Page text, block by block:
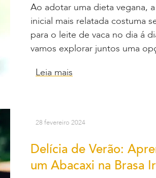
Ao adotar uma dieta vegana,
inicial mais relatada costuma
para o leite de vaca no dia á
vamos explorar juntos uma
Leia mais
28 fevereiro 2024
Delícia de Verão:
um Abacaxi na Brasa